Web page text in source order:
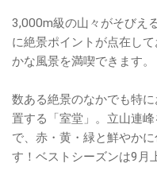
3,000m級の山々がそびえ
に絶景ポイントが点在し
かな風景を満喫できます。
数ある絶景のなかでも特
置する「室堂」。立山連
で、赤・黄・緑と鮮やか
す！ベストシーズンは9月